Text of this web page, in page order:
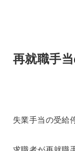
再就職手
失業手当の受給